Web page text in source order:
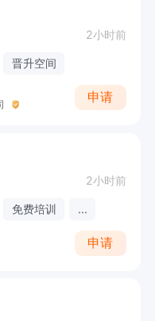
2小时前
晋升空间
申请
2小时前
免费培训 ...
申请